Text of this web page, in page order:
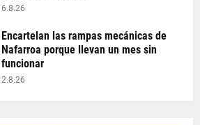
6.8.26
Encartelan las rampas mecánicas de
Nafarroa porque llevan un mes sin
funcionar
2.8.26